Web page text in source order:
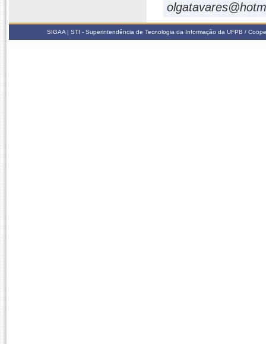
SIGAA | STI - Superintendência de Tecnologia da Informação da UFPB /